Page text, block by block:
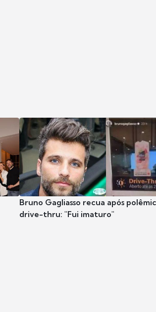
Bruno Gagliasso recua após
drive-thru: "Fui imaturo"